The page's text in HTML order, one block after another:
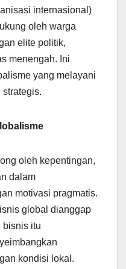
internasional)
oleh warga
elite politik,
menengah. Ini
yang melayani
strategis.
oleh kepentingan,
dalam
motivasi pragmatis.
global dianggap
bisnis itu
kondisi lokal.